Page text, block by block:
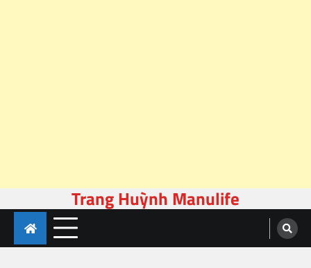
to
content
Trang Huỳnh Manulife